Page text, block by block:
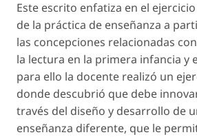
Este escrito enfatiza en el
de la práctica de enseñanza a
las concepciones relacionadas
la lectura en la primera infancia y
para ello la docente realizó un
donde descubrió que debe
través del diseño y desarrollo de
enseñanza diferente, que le